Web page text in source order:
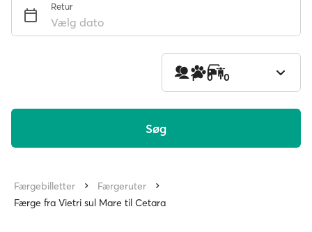
Retur
Vælg dato
1 0 0
Søg
Færgebilletter
Færgeruter
Færge fra Vietri sul Mare til Cetara